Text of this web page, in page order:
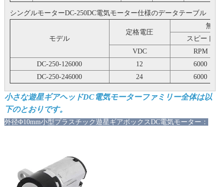
シングルモーターDC-250DC電気モーター仕様のデータテーブル
モデル
定格電圧
無
スピード
VDC
RPM
DC-250-126000
12
6000
DC-250-246000
24 6000
小さな遊星ギアヘッドDC電気モーターファミリー全体は以
下のとおりです。
外径Φ10mm小型プラスチック遊星ギアボックスDC電気モーター：